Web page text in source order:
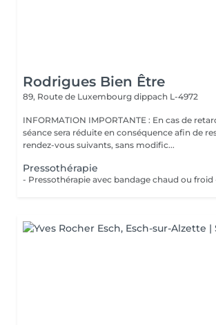
Rodrigues Bien Être
89, Route de Luxembourg dippach L-4972
INFORMATION IMPORTANTE : En cas de retard, la durée de la
séance sera réduite en conséquence afin de
rendez-vous suivants, sans modific...
Pressothérapie